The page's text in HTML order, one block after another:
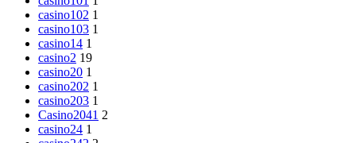
casino102 1
casino103 1
casino14 1
casino2 19
casino20 1
casino202 1
casino203 1
Casino2041 2
casino24 1